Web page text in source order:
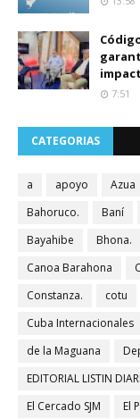
7:51
CATEGORIAS
a apoyo Azua
Bahoruco.
Baní
Bayahibe
Bhona.
Canoa Barahona
Constanza.
cotu
Cuba Internacionales
de la Maguana
EDITORIAL LISTIN
El Cercado SJM
El